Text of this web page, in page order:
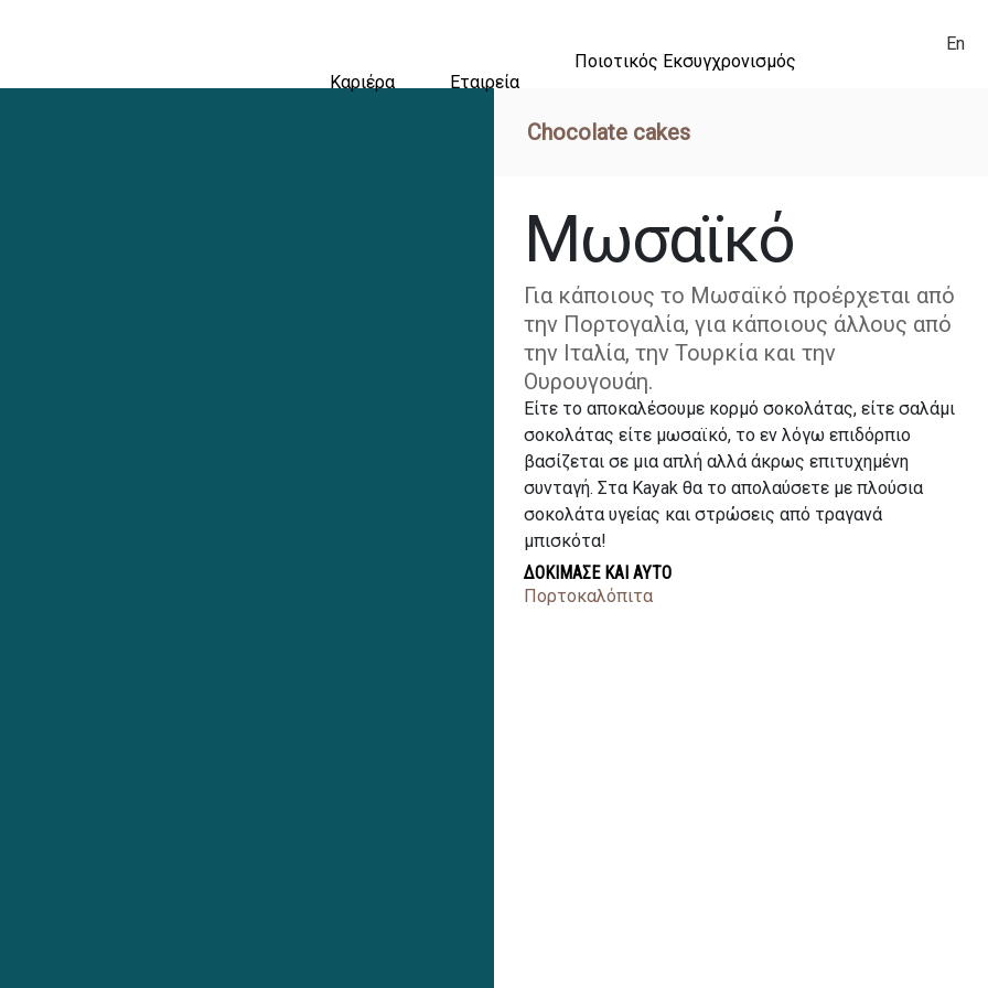
Καριέρα Εταιρεία
Ποιοτικός Εκσυγχρονισμός
En
Chocolate cakes
Μωσαϊκό
Για κάποιους το Μωσαϊκό προέρχεται από
την Πορτογαλία, για κάποιους άλλους από
την Ιταλία, την Τουρκία και την
Ουρουγουάη.
Είτε το αποκαλέσουμε κορμό σοκολάτας, είτε σαλάμι
σοκολάτας είτε μωσαϊκό, το εν λόγω επιδόρπιο
βασίζεται σε μια απλή αλλά άκρως επιτυχημένη
συνταγή. Στα Kayak θα το απολαύσετε με πλούσια
σοκολάτα υγείας και στρώσεις από τραγανά
μπισκότα!
ΔΟΚΙΜΑΣΕ ΚΑΙ ΑΥΤΟ
Πορτοκαλόπιτα